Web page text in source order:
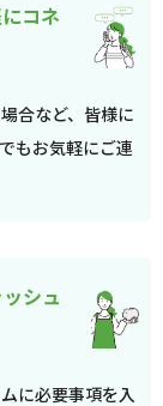
コネ
合など、皆様に
もお気軽にご連
シュ
に必要事項を入